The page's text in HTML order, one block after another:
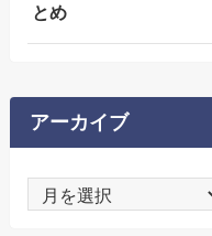
とめ
アーカイブ
ー